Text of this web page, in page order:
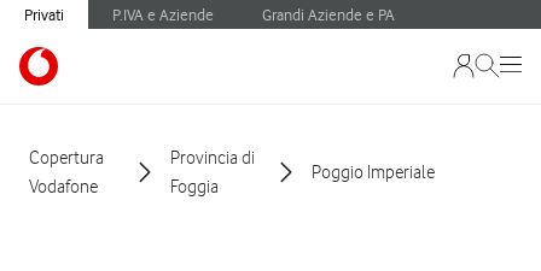
Privati P.IVA e Aziende Grandi Aziende e PA
Copertura
Vodafone
Provincia di
Foggia
Poggio Imperiale